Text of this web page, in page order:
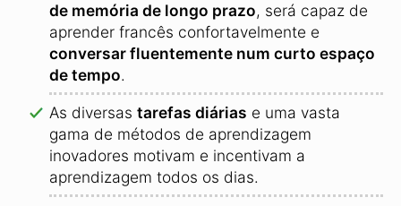
de memória de longo prazo, será capaz de
aprender francês confortavelmente e
conversar fluentemente num curto espaço
de tempo.
As diversas tarefas diárias e uma vasta
gama de métodos de aprendizagem
inovadores motivam e incentivam a
aprendizagem todos os dias.